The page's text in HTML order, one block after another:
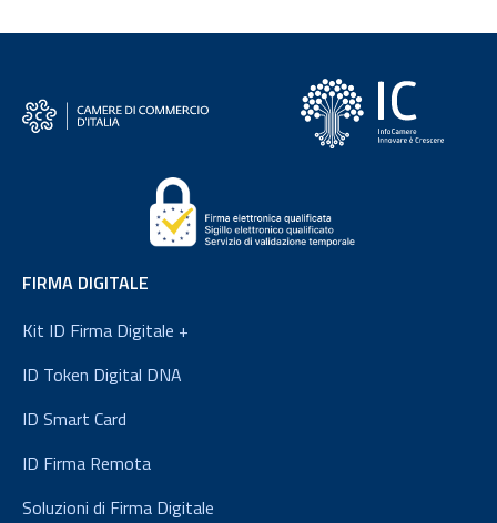
FIRMA DIGITALE
Kit ID Firma Digitale +
ID Token Digital DNA
ID Smart Card
ID Firma Remota
Soluzioni di Firma Digitale